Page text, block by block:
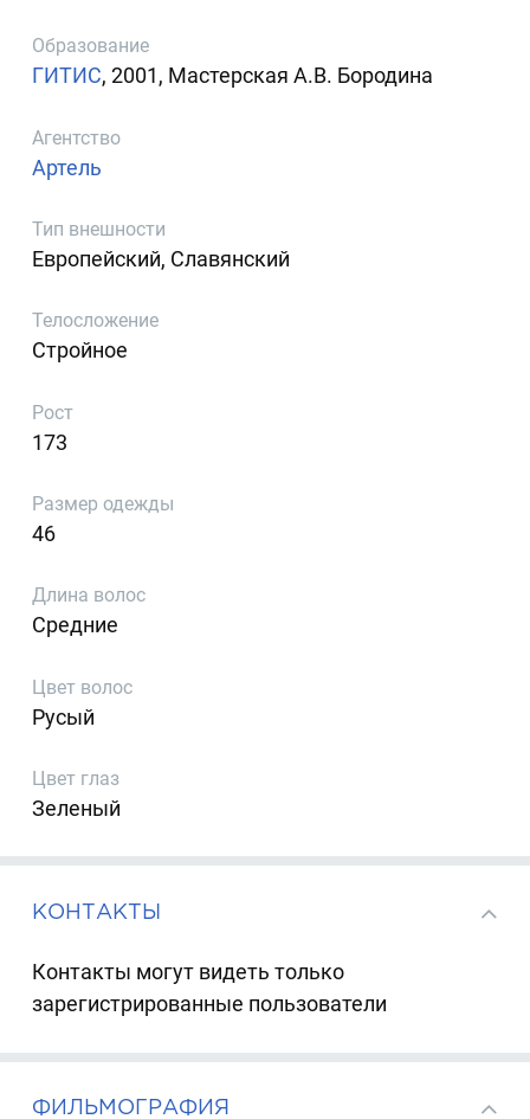
Образование
ГИТИС, 2001, Мастерская А.В. Бородина
Агентство
Артель
Тип внешности
Европейский, Славянский
Телосложение
Стройное
Рост
173
Размер одежды
46
Длина волос
Средние
Цвет волос
Русый
Цвет глаз
Зеленый
КОНТАКТЫ
Контакты могут видеть только
зарегистрированные пользователи
ФИЛЬМОГРАФИЯ